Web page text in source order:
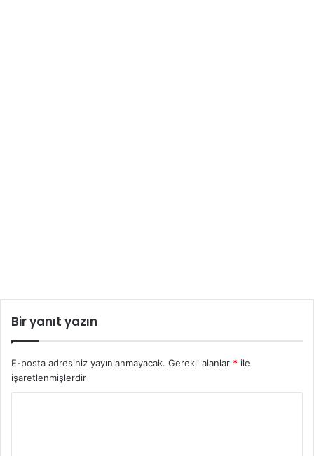
Bir yanıt yazın
E-posta adresiniz yayınlanmayacak. Gerekli alanlar * ile
işaretlenmişlerdir